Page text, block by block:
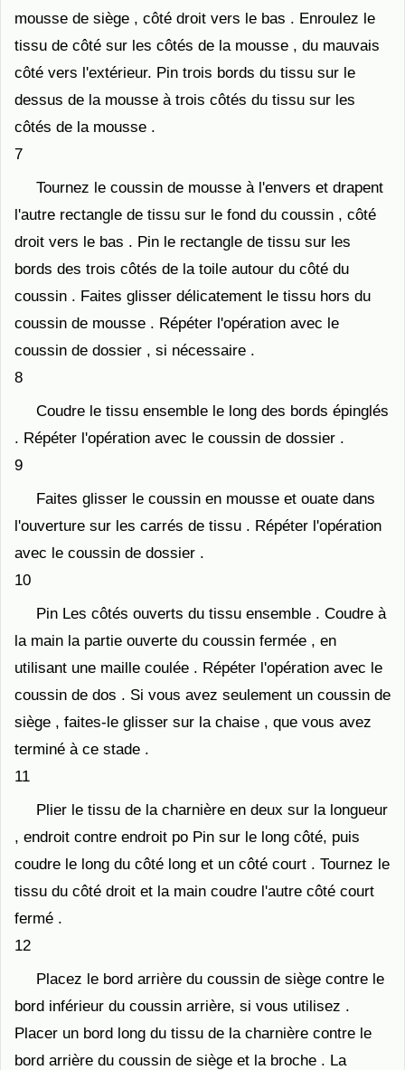
mousse de siège , côté droit vers le bas . Enroulez le
tissu de côté sur les côtés de la mousse , du mauvais
côté vers l'extérieur. Pin trois bords du tissu sur le
dessus de la mousse à trois côtés du tissu sur les
côtés de la mousse .
7
Tournez le coussin de mousse à l'envers et drapent
l'autre rectangle de tissu sur le fond du coussin , côté
droit vers le bas . Pin le rectangle de tissu sur les
bords des trois côtés de la toile autour du côté du
coussin . Faites glisser délicatement le tissu hors du
coussin de mousse . Répéter l'opération avec le
coussin de dossier , si nécessaire .
8
Coudre le tissu ensemble le long des bords épinglés
. Répéter l'opération avec le coussin de dossier .
9
Faites glisser le coussin en mousse et ouate dans
l'ouverture sur les carrés de tissu . Répéter l'opération
avec le coussin de dossier .
10
Pin Les côtés ouverts du tissu ensemble . Coudre à
la main la partie ouverte du coussin fermée , en
utilisant une maille coulée . Répéter l'opération avec le
coussin de dos . Si vous avez seulement un coussin de
siège , faites-le glisser sur la chaise , que vous avez
terminé à ce stade .
11
Plier le tissu de la charnière en deux sur la longueur
, endroit contre endroit po Pin sur le long côté, puis
coudre le long du côté long et un côté court . Tournez le
tissu du côté droit et la main coudre l'autre côté court
fermé .
12
Placez le bord arrière du coussin de siège contre le
bord inférieur du coussin arrière, si vous utilisez .
Placer un bord long du tissu de la charnière contre le
bord arrière du coussin de siège et la broche . La